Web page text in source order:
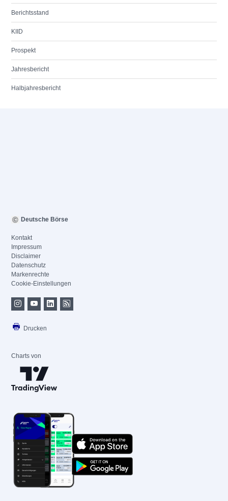
Berichtsstand
KIID
Prospekt
Jahresbericht
Halbjahresbericht
Deutsche Börse
Kontakt
Impressum
Disclaimer
Datenschutz
Markenrechte
Cookie-Einstellungen
Drucken
Charts von